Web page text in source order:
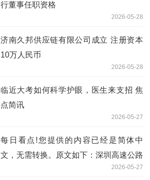
行董事任职资格
2026-05-28
济南久邦供应链有限公司成立 注册资本
10万人民币
2026-05-28
临近大考如何科学护眼，医生来支招 焦
点简讯
2026-05-27
每日看点!您提供的内容已经是简体中
文，无需转换。原文如下：深圳高速公路
股份（00548.HK）4月路费收入：广深
2026-05-27